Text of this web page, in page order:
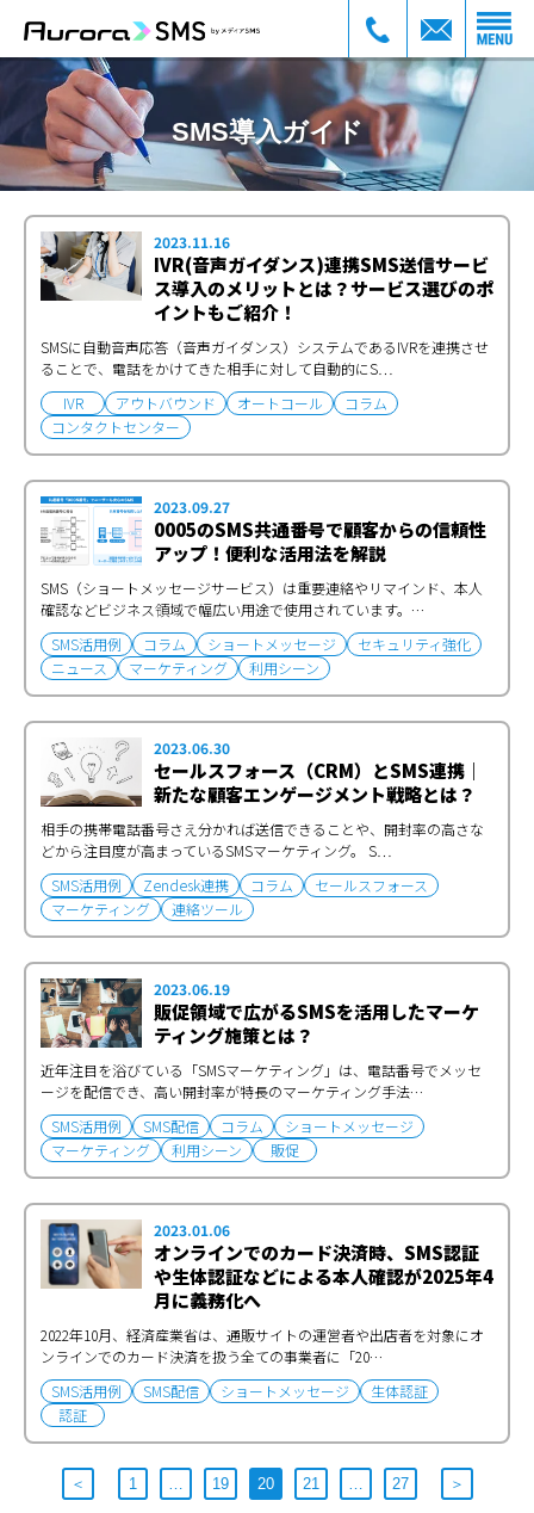
SMS導入ガイド
2023.11.16
IVR(音声ガイダンス)連携SMS送信サービ
ス導入のメリットとは？サービス選びのポ
イントもご紹介！
SMSに自動音声応答（音声ガイダンス）システムであるIVRを連携させ
ることで、電話をかけてきた相手に対して自動的にS…
IVR
アウトバウンド オートコール
コラム
コンタクトセンター
2023.09.27
0005のSMS共通番号で顧客からの信頼性
アップ！便利な活用法を解説
SMS（ショートメッセージサービス）は重要連絡やリマインド、本人
確認などビジネス領域で幅広い用途で使用されています。…
SMS活用例
コラム ショートメッセージ
セキュリティ強化
ニュース
マーケティング 利用シーン
2023.06.30
セールスフォース（CRM）とSMS連携｜
新たな顧客エンゲージメント戦略とは？
相手の携帯電話番号さえ分かれば送信できることや、開封率の高さな
どから注目度が高まっているSMSマーケティング。 S…
SMS活用例
Zendesk連携 コラム
セールスフォース
マーケティング
連絡ツール
2023.06.19
販促領域で広がるSMSを活用したマーケ
ティング施策とは？
近年注目を浴びている「SMSマーケティング」は、電話番号でメッセ
ージを配信でき、高い開封率が特長のマーケティング手法…
SMS活用例
SMS配信 コラム
ショートメッセージ
マーケティング
利用シーン 販促
2023.01.06
オンラインでのカード決済時、SMS認証
や生体認証などによる本人確認が2025年4
月に義務化へ
2022年10月、経済産業省は、通販サイトの運営者や出店者を対象にオ
ンラインでのカード決済を扱う全ての事業者に「20…
SMS活用例
SMS配信 ショートメッセージ
生体認証
認証
＜ 1 … 19 20 21 … 27 ＞